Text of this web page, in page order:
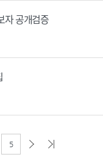
자 공개검증
5